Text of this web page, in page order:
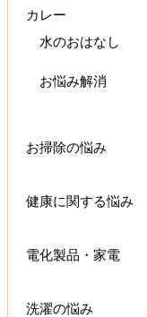
カレー
水のおはなし
お悩み解消
お掃除の悩み
健康に関する悩み
電化製品・家電
洗濯の悩み